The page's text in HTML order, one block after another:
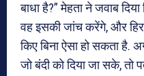
बाधा है?” मेहता ने जवाब
वह इसकी जांच करेंगे, और
किए बिना ऐसा हो सकता है.
जो बंदी को दिया जा सके, तो